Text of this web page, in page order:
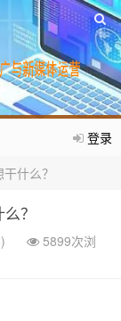
登录
什么？
？
5899次浏